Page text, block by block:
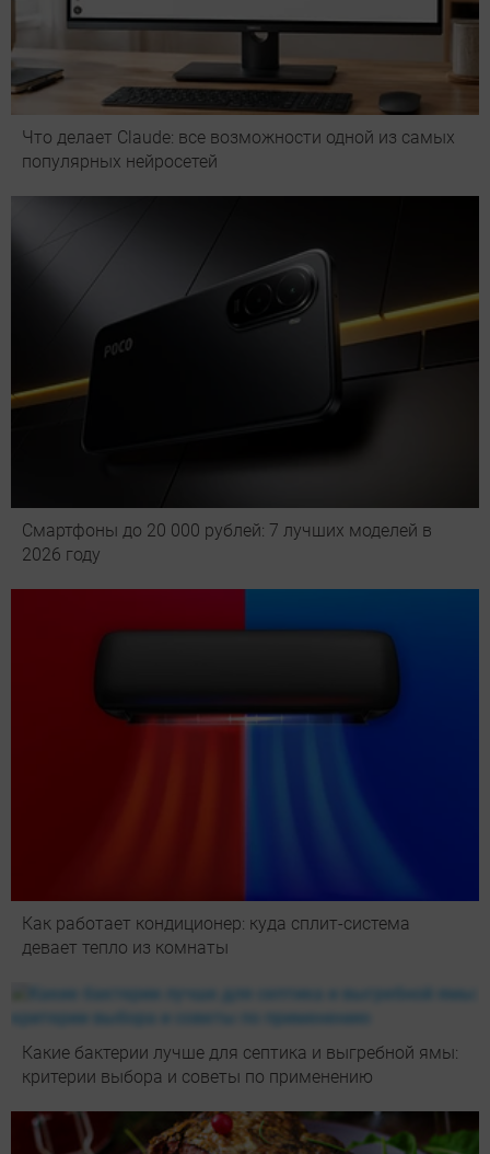
Что делает Сlaude: все возможности одной из самых
популярных нейросетей
Смартфоны до 20 000 рублей: 7 лучших моделей в
2026 году
Как работает кондиционер: куда сплит-система
девает тепло из комнаты
Какие бактерии лучше для септика и выгребной ямы:
критерии выбора и советы по применению